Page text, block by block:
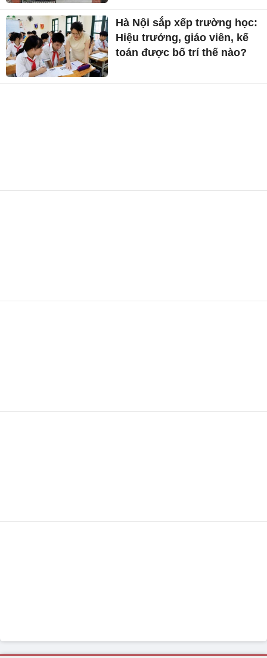
Hà Nội sắp xếp trường học:
Hiệu trưởng, giáo viên, kế
toán được bố trí thế nào?